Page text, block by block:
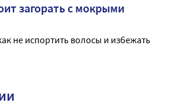
загорать с мокрыми
не испортить волосы и избежать